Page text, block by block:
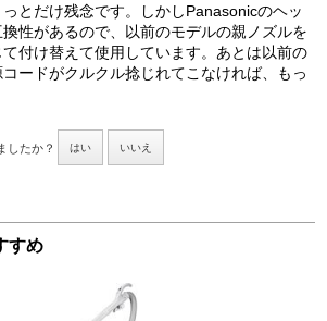
とだけ残念です。しかしPanasonicのヘッ
換性があるので、以前のモデルの親ノズルを
付け替えて使用しています。あとは以前の
ードがクルクル捻じれてこなければ、もっ
したか？ はい いいえ
すめ